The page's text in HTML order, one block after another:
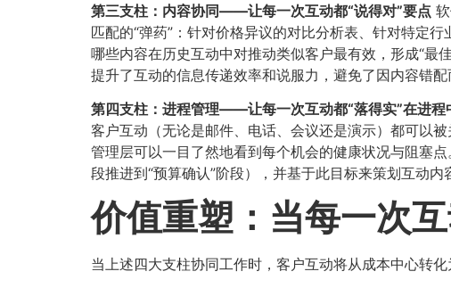
第三支柱：内容协同——让每一次互动都“说得对”要点
匹配的“弹药”：针对价格异议的对比分析表、针对特定
哪些内容在历史互动中对推动类似客户最有效，形成“最
提升了互动的信息传递效率和说服力，避免了因内容错配
第四支柱：进程管理——让每一次互动都“落得实”在进程
客户互动（无论是邮件、电话、会议还是演示）都可以
管理层可以一目了然地看到每个机会的健康状况与阻塞
段推进到“预算确认”阶段），并基于此目标来策划互动
价值重塑：当每一次
当上述四大支柱协同工作时，客户互动将从成本中心转